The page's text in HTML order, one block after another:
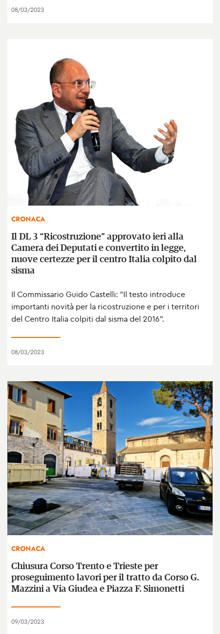
08/03/2023
CRONACA
Il DL 3 “Ricostruzione” approvato ieri alla
Camera dei Deputati e convertito in legge,
nuove certezze per il centro Italia colpito dal
sisma
Il Commissario Guido Castelli: "Il testo introduce
importanti novità per la ricostruzione e per i territori
del Centro Italia colpiti dal sisma del 2016".
08/03/2023
CRONACA
Chiusura Corso Trento e Trieste per
proseguimento lavori per il tratto da Corso G.
Mazzini a Via Giudea e Piazza F. Simonetti
09/03/2023